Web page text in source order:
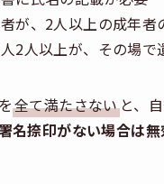
が、2人以上の成年者
2人以上が、その場で
全て満たさないと、
名捺印がない場合は